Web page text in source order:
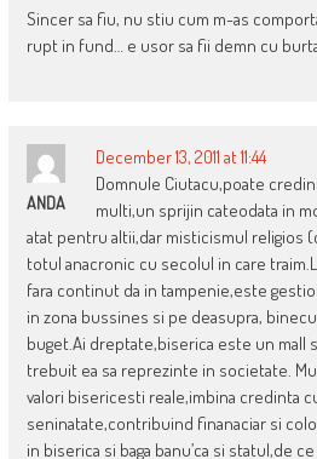
Sincer sa fiu, nu stiu cum m-as
rupt in fund… e usor sa fii demn cu
ANDA
December 13, 2011 at 11:44
Domnule Ciutacu,poate
multi,un sprijin cateodata in
atat pentru altii,dar misticismul religios
totul anacronic cu secolul in care
fara continut da in tampenie,este
in zona bussines si pe deasupra,
buget.Ai dreptate,biserica este un mall
trebuit ea sa reprezinte in societate.
valori bisericesti reale,imbina credinta
seninatate,contribuind finanaciar si
in biserica si baga banu’ca si statul,de